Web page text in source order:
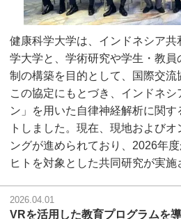
健康科学大学は、インドネシア
学大学と、学術研究や学生・教
制の構築を目的として、国際交流
この協定にもとづき、インドネシ
ン」を用いた自律神経解析に関
トしました。現在、現地および
ングが進められており、2026年
ヒトを対象とした共同研究が実施
2026.04.01
VRを活用した教育プログラムを